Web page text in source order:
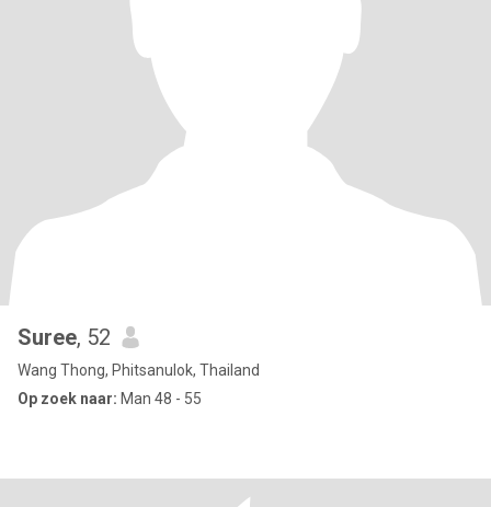
Suree, 52
Wang Thong, Phitsanulok, Thailand
Op zoek naar: Man 48 - 55